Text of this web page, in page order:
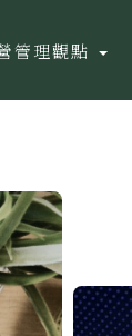
管理觀點